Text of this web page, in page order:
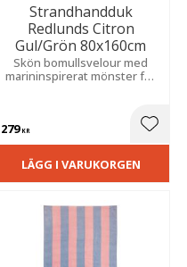
i favoriter
Strandhandduk
Redlunds Citron
Gul/Grön 80x160cm
Skön bomullsvelour med
marininspirerat mönster för
279KR
LÄGG I VARUKORGEN